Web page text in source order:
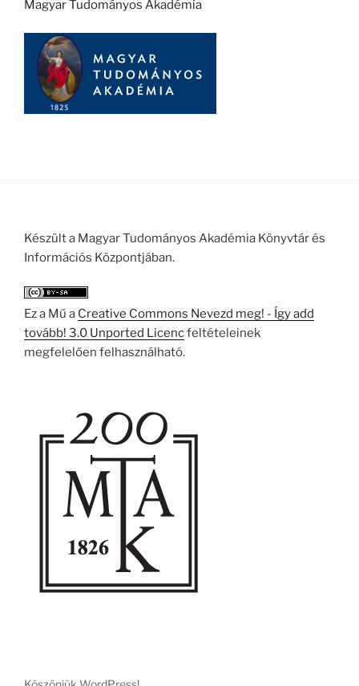
Magyar Tudományos Akadémia
Készült a Magyar Tudományos Akadémia Könyvtár és
Információs Központjában.
Ez a Mű a Creative Commons Nevezd meg! - Így add
tovább! 3.0 Unported Licencfeltételeinek
megfelelően felhasználható.